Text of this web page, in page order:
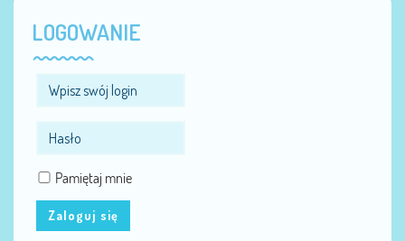
LOGOWANIE
Pamiętaj mnie
Zaloguj się